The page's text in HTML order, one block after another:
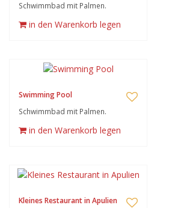
Schwimmbad mit Palmen.
in den Warenkorb legen
Swimming Pool
Schwimmbad mit Palmen.
in den Warenkorb legen
Kleines Restaurant in Apulien